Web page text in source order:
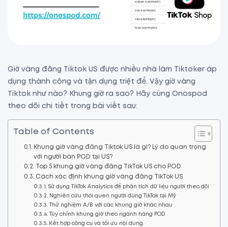
Giờ vàng đăng Tiktok US được nhiều nhà làm Tiktoker áp
dụng thành công và tận dụng triệt để. Vậy giờ vàng
Tiktok như nào? Khung giờ ra sao? Hãy cùng Onospod
theo dõi chi tiết trong bài viết sau:
Table of Contents
Khung giờ vàng đăng Tiktok US là gì? Lý do quan trọng
với người bán POD tại US?
Top 5 khung giờ vàng đăng TikTok US cho POD
Cách xác định khung giờ vàng đăng TikTok US
Sử dụng TikTok Analytics để phân tích dữ liệu người theo dõi
Nghiên cứu thói quen người dùng TikTok tại Mỹ
Thử nghiệm A/B với các khung giờ khác nhau
Tùy chỉnh khung giờ theo ngành hàng POD
Kết hợp công cụ và tối ưu nội dung